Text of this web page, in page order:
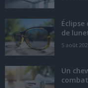
de
5 août
Un